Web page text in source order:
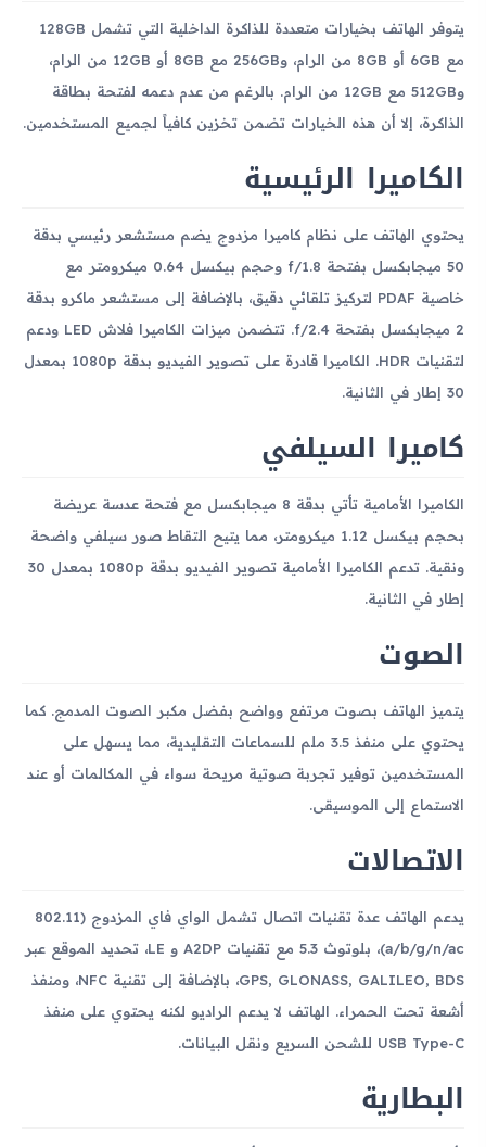
يتوفر الهاتف بخيارات متعددة للذاكرة الداخلية التي تشمل 128GB
مع 6GB أو 8GB من الرام، و256GB مع 8GB أو 12GB من الرام،
و512GB مع 12GB من الرام. بالرغم من عدم دعمه لفتحة بطاقة
الذاكرة، إلا أن هذه الخيارات تضمن تخزين كافياً لجميع المستخدمين.
الكاميرا الرئيسية
يحتوي الهاتف على نظام كاميرا مزدوج يضم مستشعر رئيسي بدقة
50 ميجابكسل بفتحة f/1.8 وحجم بيكسل 0.64 ميكرومتر مع
خاصية PDAF لتركيز تلقائي دقيق، بالإضافة إلى مستشعر ماكرو بدقة
2 ميجابكسل بفتحة f/2.4. تتضمن ميزات الكاميرا فلاش LED ودعم
لتقنيات HDR. الكاميرا قادرة على تصوير الفيديو بدقة 1080p بمعدل
30 إطار في الثانية.
كاميرا السيلفي
الكاميرا الأمامية تأتي بدقة 8 ميجابكسل مع فتحة عدسة عريضة
بحجم بيكسل 1.12 ميكرومتر، مما يتيح التقاط صور سيلفي واضحة
ونقية. تدعم الكاميرا الأمامية تصوير الفيديو بدقة 1080p بمعدل 30
إطار في الثانية.
الصوت
يتميز الهاتف بصوت مرتفع وواضح بفضل مكبر الصوت المدمج. كما
يحتوي على منفذ 3.5 ملم للسماعات التقليدية، مما يسهل على
المستخدمين توفير تجربة صوتية مريحة سواء في المكالمات أو عند
الاستماع إلى الموسيقى.
الاتصالات
يدعم الهاتف عدة تقنيات اتصال تشمل الواي فاي المزدوج (802.11
a/b/g/n/ac)، بلوتوث 5.3 مع تقنيات A2DP و LE، تحديد الموقع عبر
GPS, GLONASS, GALILEO, BDS، بالإضافة إلى تقنية NFC، ومنفذ
أشعة تحت الحمراء. الهاتف لا يدعم الراديو لكنه يحتوي على منفذ
USB Type-C للشحن السريع ونقل البيانات.
البطارية